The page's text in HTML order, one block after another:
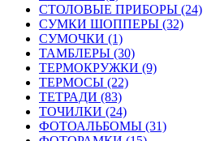
СТОЛОВЫЕ ПРИБОРЫ (24)
СУМКИ ШОППЕРЫ (32)
СУМОЧКИ (1)
ТАМБЛЕРЫ (30)
ТЕРМОКРУЖКИ (9)
ТЕРМОСЫ (22)
ТЕТРАДИ (83)
ТОЧИЛКИ (24)
ФОТОАЛЬБОМЫ (31)